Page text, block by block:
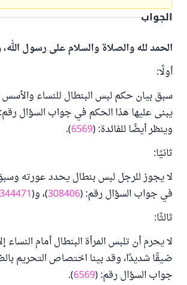
الجواب
الحمد لله والصلاة والسلام على رسول الله،
أولًا:
سبق بيان حكم لبس البنطال للنساء والأسس
يبنى عليها هذا الحكم في جواب السؤال رقم: (
وينظر أيضًا للفائدة: (6569
).
ثانيًا:
لا يجوز للرجل لبس بنطال يحدد عورته وسبق
في جواب السؤال رقم: (308406)، و(344471
).
ثالثًا:
لا يحرم أن تلبس المرأة البنطال أمام النساء
ضيقًا شديدًا، وقد بينا اختصاص التحريم
جواب السؤال رقم: (6569
).